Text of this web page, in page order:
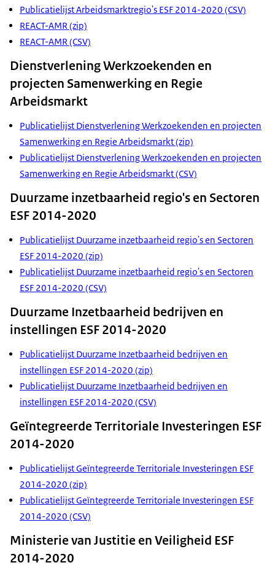
Publicatielijst Arbeidsmarktregio's ESF 2014-2020 (CSV)
REACT-AMR (zip)
REACT-AMR (CSV)
Dienstverlening Werkzoekenden en
projecten Samenwerking en Regie
Arbeidsmarkt
Publicatielijst Dienstverlening Werkzoekenden en projecten
Samenwerking en Regie Arbeidsmarkt (zip)
Publicatielijst Dienstverlening Werkzoekenden en projecten
Samenwerking en Regie Arbeidsmarkt (CSV)
Duurzame inzetbaarheid regio's en Sectoren
ESF 2014-2020
Publicatielijst Duurzame inzetbaarheid regio's en Sectoren
ESF 2014-2020 (zip)
Publicatielijst Duurzame inzetbaarheid regio's en Sectoren
ESF 2014-2020 (CSV)
Duurzame Inzetbaarheid bedrijven en
instellingen ESF 2014-2020
Publicatielijst Duurzame Inzetbaarheid bedrijven en
instellingen ESF 2014-2020 (zip)
Publicatielijst Duurzame Inzetbaarheid bedrijven en
instellingen ESF 2014-2020 (CSV)
Geïntegreerde Territoriale Investeringen ESF
2014-2020
Publicatielijst Geïntegreerde Territoriale Investeringen ESF
2014-2020 (zip)
Publicatielijst Geïntegreerde Territoriale Investeringen ESF
2014-2020 (CSV)
Ministerie van Justitie en Veiligheid ESF
2014-2020